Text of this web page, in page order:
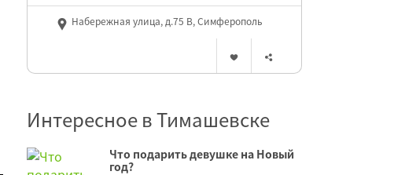
Набережная улица, д.75 В, Симферополь
Интересное в Тимашевске
Что подарить девушке на Новый
год?